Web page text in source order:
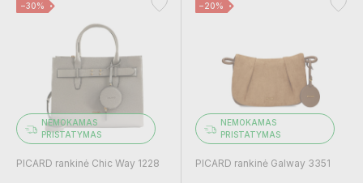
−30%
NEMOKAMAS
PRISTATYMAS
PICARD rankinė Chic Way 1228
−20%
NEMOKAMAS
PRISTATYMAS
PICARD rankinė Galway 3351